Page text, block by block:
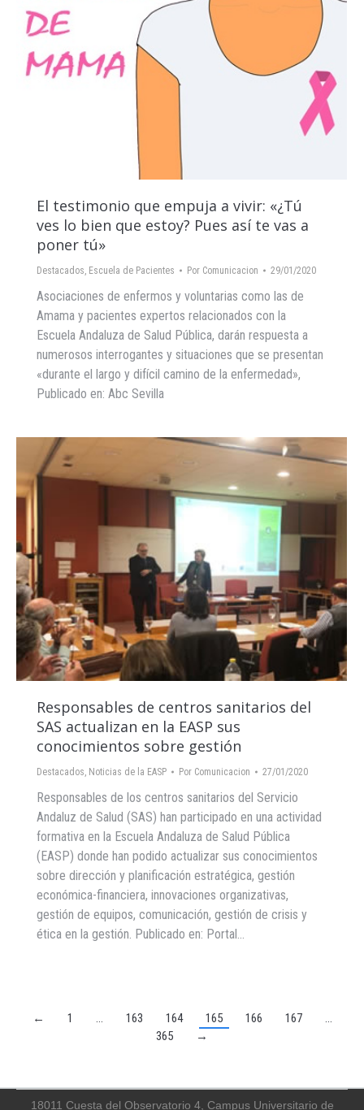
El testimonio que empuja a vivir: «¿Tú
ves lo bien que estoy? Pues así te vas a
poner tú»
Destacados, Escuela de Pacientes Por Comunicacion 29/01/2020
Asociaciones de enfermos y voluntarias como las de
Amama y pacientes expertos relacionados con la
Escuela Andaluza de Salud Pública, darán respuesta a
numerosos interrogantes y situaciones que se presentan
«durante el largo y difícil camino de la enfermedad»,
Publicado en: Abc Sevilla
Responsables de centros sanitarios del
SAS actualizan en la EASP sus
conocimientos sobre gestión
Destacados, Noticias de la EASP Por Comunicacion 27/01/2020
Responsables de los centros sanitarios del Servicio
Andaluz de Salud (SAS) han participado en una actividad
formativa en la Escuela Andaluza de Salud Pública
(EASP) donde han podido actualizar sus conocimientos
sobre dirección y planificación estratégica, gestión
económica-financiera, innovaciones organizativas,
gestión de equipos, comunicación, gestión de crisis y
ética en la gestión. Publicado en: Portal…
← 1 … 163 164 165 166 167
…
365
→
18011 Cuesta del Observatorio 4, Campus Universitario de